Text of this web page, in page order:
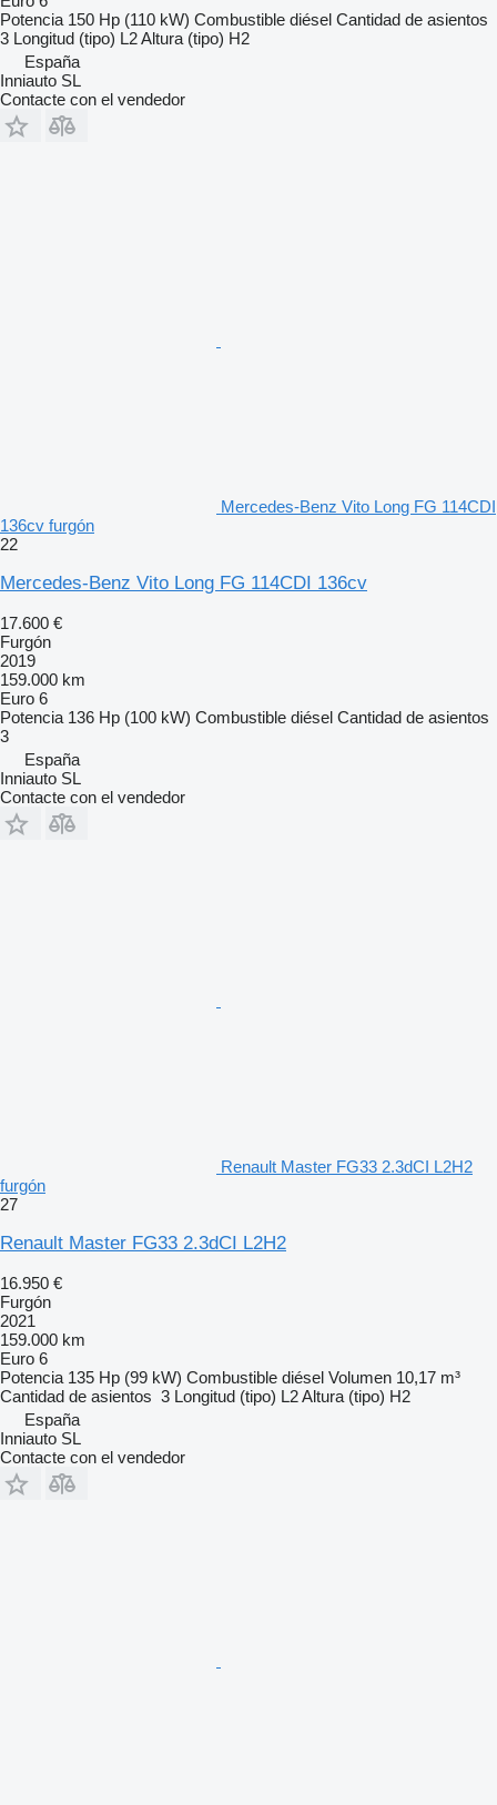
Potencia 150 Hp (110 kW) Combustible diésel Cantidad de asientos
3 Longitud (tipo) L2Altura (tipo) H2
España
Inniauto SL
Contacte con el vendedor
Mercedes-Benz Vito Long FG 114CDI
136cv furgón
22
Mercedes-Benz Vito Long FG 114CDI 136cv
17.600 €
Furgón
2019
159.000 km
Euro 6
Potencia 136 Hp (100 kW) Combustible diésel Cantidad de asientos
3
España
Inniauto SL
Contacte con el vendedor
Renault Master FG33 2.3dCI L2H2
furgón
27
Renault Master FG33 2.3dCI L2H2
16.950 €
Furgón
2021
159.000 km
Euro 6
Potencia 135 Hp (99 kW) Combustible diésel Volumen 10,17 m³
Cantidad de asientos 3 Longitud (tipo) L2Altura (tipo) H2
España
Inniauto SL
Contacte con el vendedor